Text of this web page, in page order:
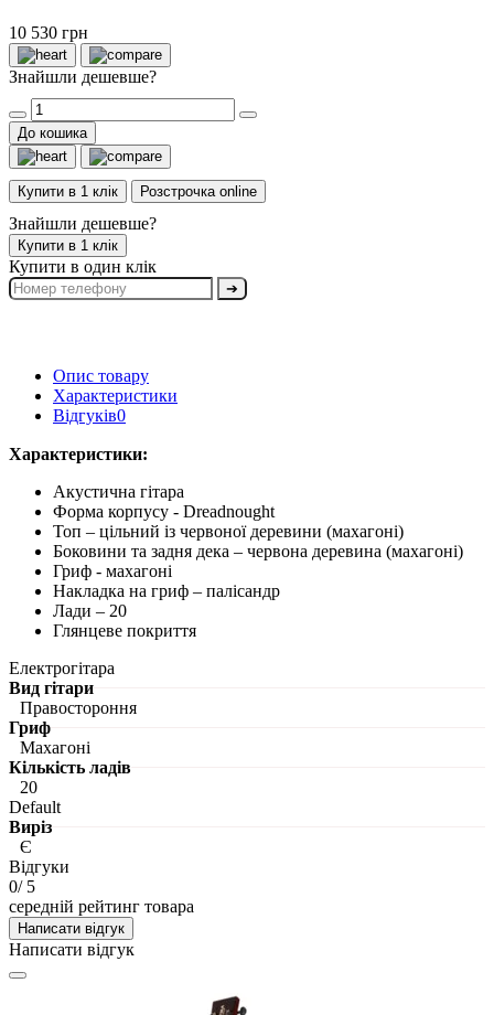
10 530 грн
Знайшли дешевше?
До кошика
Купити в 1 клік Розстрочка online
Знайшли дешевше?
Купити в 1 клік
Купити в один клік
➔
Опис товару
Характеристики
Відгуків0
Характеристики:
Акустична гітара
Форма корпусу - Dreadnought
Топ – цільний із червоної деревини (махагоні)
Боковини та задня дека – червона деревина (махагоні)
Гриф - махагоні
Накладка на гриф – палісандр
Лади – 20
Глянцеве покриття
Електрогітара
Вид гітари
Правостороння
Гриф
Махагоні
Кількість ладів
20
Default
Виріз
Є
Відгуки
0/ 5
середній рейтинг товара
Написати відгук
Написати відгук